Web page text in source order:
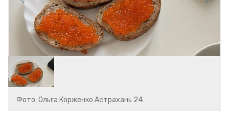
Фото: Ольга Корженко Астрахань 24